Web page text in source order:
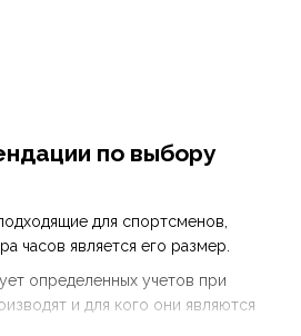
по выбору
для спортсменов,
часов является его размер.
определенных учетов при
и для кого они являются